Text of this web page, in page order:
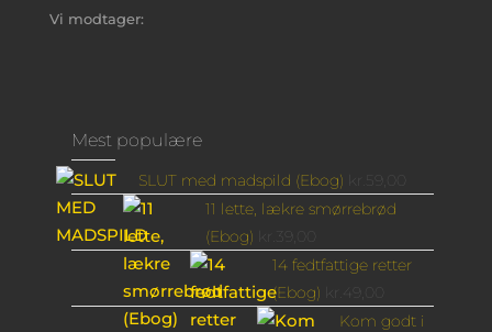
Vi modtager:
Mest populære
SLUT med madspild (Ebog)
11 lette, lækre smørrebrød
(Ebog)
39,00
14 fedtfattige retter
(Ebog)
49,00
Kom godt i